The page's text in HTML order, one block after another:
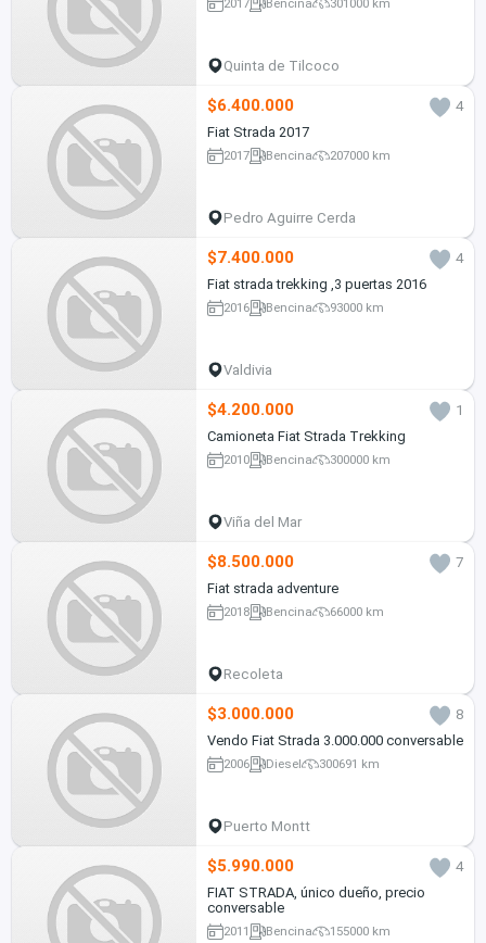
2017 Bencina 301000 km
Quinta de Tilcoco
$6.400.000
4
Fiat Strada 2017
2017 Bencina 207000 km
Pedro Aguirre Cerda
$7.400.000
4
Fiat strada trekking ,3 puertas 2016
2016 Bencina 93000 km
Valdivia
$4.200.000
1
Camioneta Fiat Strada Trekking
2010 Bencina 300000 km
Viña del Mar
$8.500.000
7
Fiat strada adventure
2018 Bencina 66000 km
Recoleta
$3.000.000
8
Vendo Fiat Strada 3.000.000 conversable
2006 Diesel 300691 km
Puerto Montt
$5.990.000
4
FIAT STRADA, único dueño, precio
conversable
2011 Bencina 155000 km